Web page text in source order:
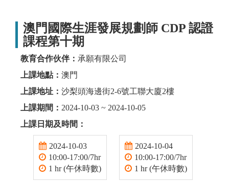
澳門國際生涯發展規劃師 CDP 認證
課程第十期
教育合作伙伴： 承願有限公司
上課地點： 澳門
上課地址： 沙梨頭海邊街2-6號工聯大廈2樓
上課期間： 2024-10-03 ~ 2024-10-05
上課日期及時間：
2024-10-03
10:00-17:00/7hr
1 hr (午休時數)
2024-10-04
10:00-17:00/7hr
1 hr (午休時數)